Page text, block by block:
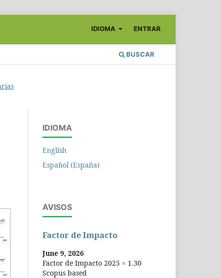
BUSCAR
IDIOMA ENTRAR
IDIOMA
English
Español (España)
AVISOS
Factor de Impacto
June 9, 2026
Factor de Impacto 2025 = 1.30
Scopus based